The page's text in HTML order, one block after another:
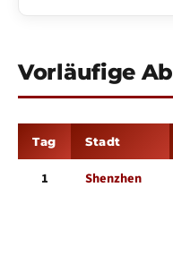
Vorläufige
Tag Stadt
1 Shenzhen